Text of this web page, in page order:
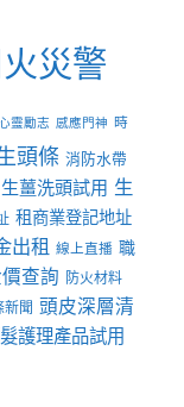
災警
靈勵志 感應門神 時
頭條 消防水帶
生薑洗頭試用 生
租商業登記地址
出租 線上直播 職
查詢 防火材料
新聞 頭皮深層清
護理產品試用